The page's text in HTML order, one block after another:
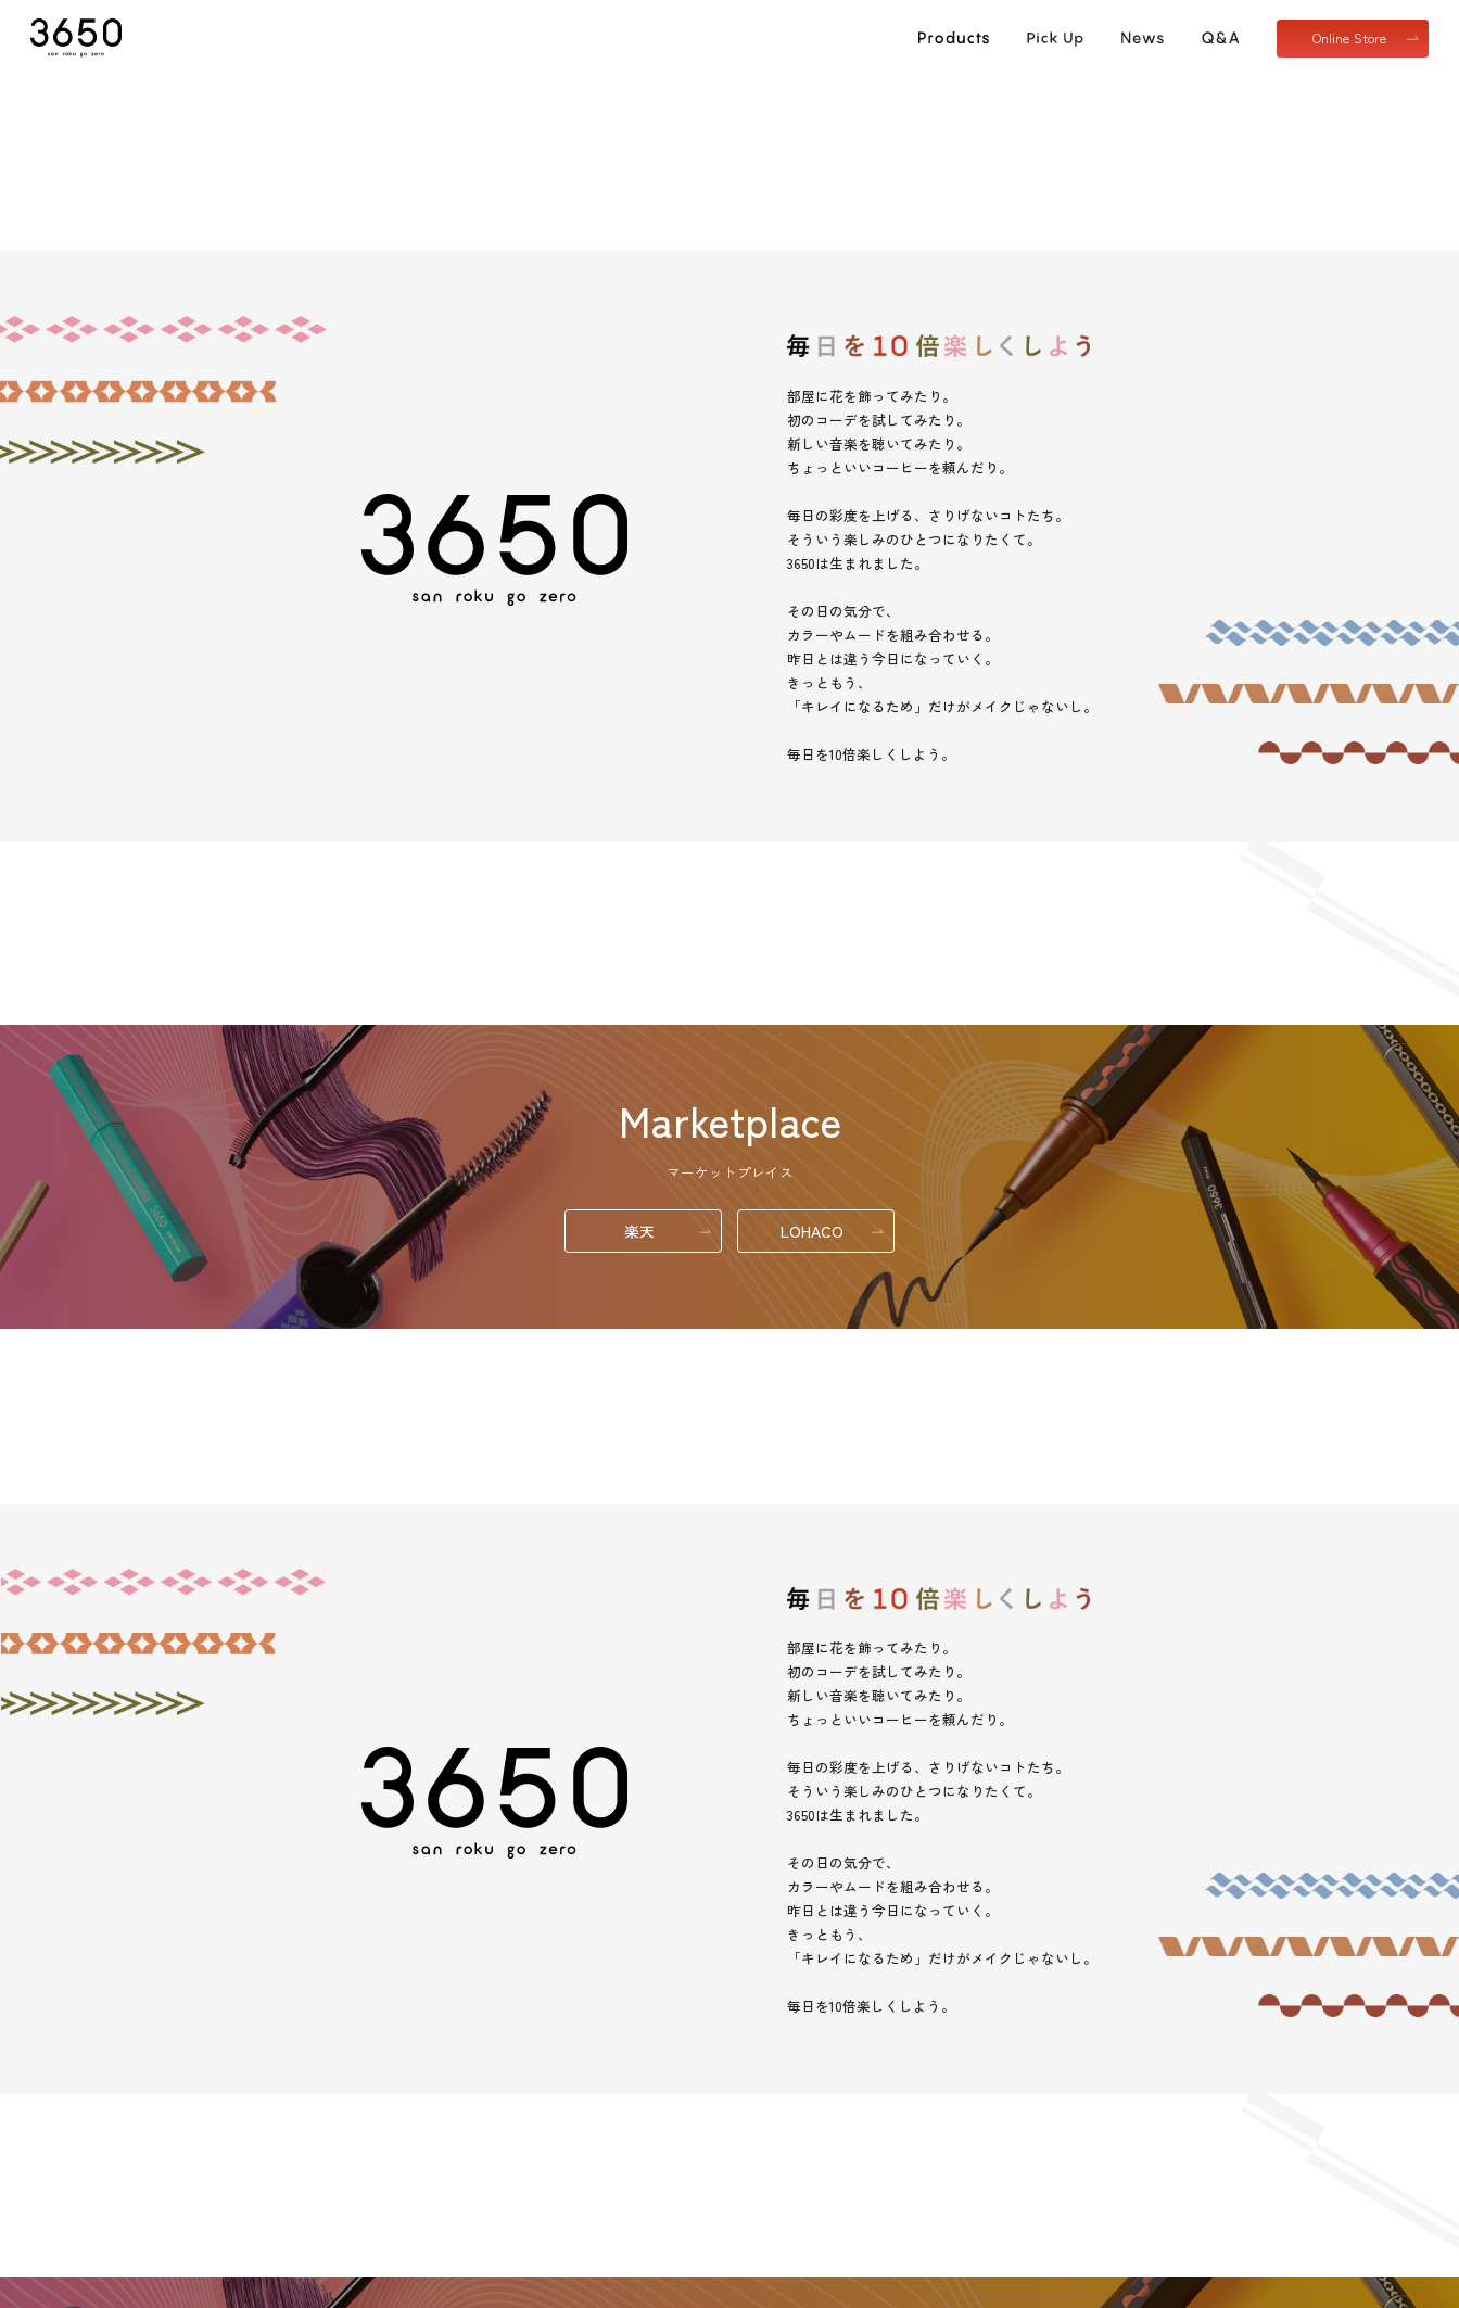
Online Store
部屋に花を飾ってみたり。
初のコーデを試してみたり。
新しい音楽を聴いてみたり。
ちょっといいコーヒーを頼んだり。
毎日の彩度を上げる、さりげないコトたち。
そういう楽しみのひとつになりたくて。
3650は生まれました。
その日の気分で、
カラーやムードを組み合わせる。
昨日とは違う今日になっていく。
きっともう、
「キレイになるため」だけがメイクじゃないし。
毎日を10倍楽しくしよう。
Marketplace
マーケットプレイス
楽天 LOHACO
部屋に花を飾ってみたり。
初のコーデを試してみたり。
新しい音楽を聴いてみたり。
ちょっといいコーヒーを頼んだり。
毎日の彩度を上げる、さりげないコトたち。
そういう楽しみのひとつになりたくて。
3650は生まれました。
その日の気分で、
カラーやムードを組み合わせる。
昨日とは違う今日になっていく。
きっともう、
「キレイになるため」だけがメイクじゃないし。
毎日を10倍楽しくしよう。